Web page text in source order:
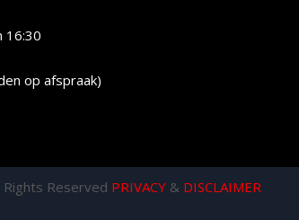
16:30
op afspraak)
Reserved PRIVACY& DISCLAIMER